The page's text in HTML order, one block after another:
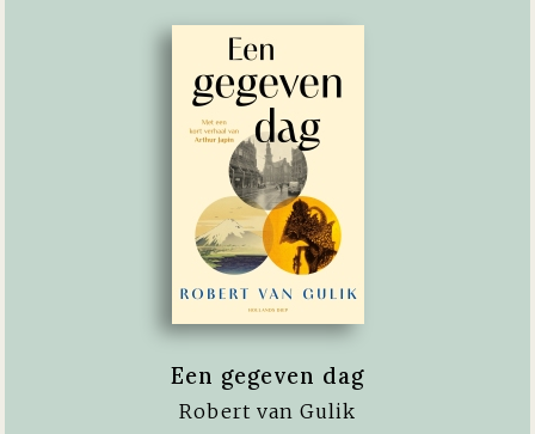
Een gegeven dag
Robert van Gulik